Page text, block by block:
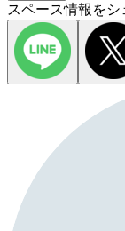
スペース情報をシ